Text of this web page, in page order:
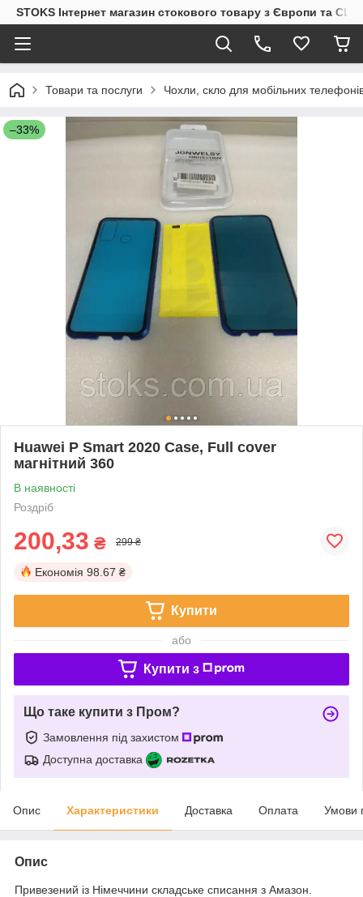
STOKS Інтернет магазин стокового товару з Європи та
Товари та послуги Чохли, скло для мобільних
–33%
Huawei P Smart 2020 Case, Full cover
магнітний 360
В наявності
Роздріб
200,33 ₴ 299 ₴
Економія 98.67 ₴
Купити
або
Купити з
Що таке купити з Пром?
Замовлення під захистом
Доступна доставка
Опис Характеристики Доставка Оплата Умови
Опис
Привезений із Німеччини складське списання з Амазон.